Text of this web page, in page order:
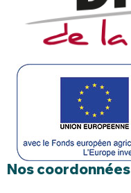
Nos coordonnées